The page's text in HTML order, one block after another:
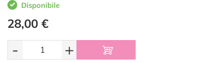
Disponibile
28,00 €
- +